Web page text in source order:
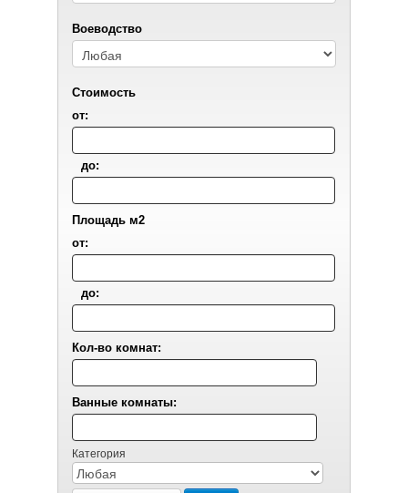
Воеводствo
Стоимость
от:
до:
Площадь м2
от:
до:
Кол-во комнат:
Ванные комнаты:
Категория